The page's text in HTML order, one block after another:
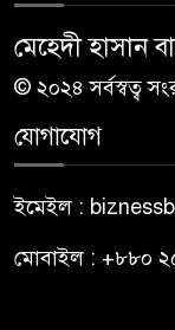
মেহেদী হাসান
© ২০২৪ সর্বস্বত্ব
যোগাযোগ
ইমেইল :
মোবাইল : +৮৮০